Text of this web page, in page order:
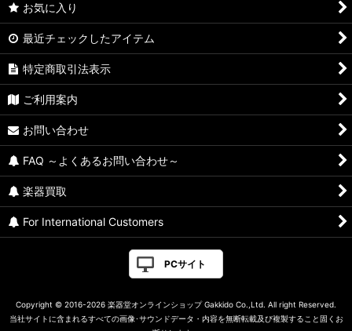
お気に入り
最近チェックしたアイテム
特定商取引法表示
ご利用案内
お問い合わせ
FAQ ～よくあるお問い合わせ～
楽器買取
For International Customers
PCサイト
Copyright © 2016-2026 楽器堂オンラインショップ Gakkido Co.,Ltd. All right Reserved.
当社サイトに含まれるすべての画像･サウンドデータ・内容を無断転載及び複製すること固くお